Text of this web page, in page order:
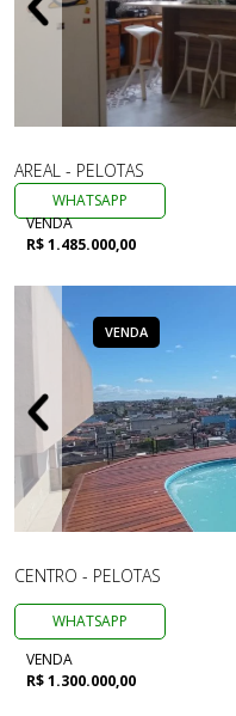
AREAL - PELOTAS
WHATSAPP
VENDA
R$ 1.485.000,00
VENDA
CENTRO - PELOTAS
WHATSAPP
VENDA
R$ 1.300.000,00